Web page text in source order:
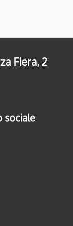
Fiera, 2
sociale